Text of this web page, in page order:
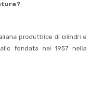
produttrice di cilindri e
fondata nel 1957 nella